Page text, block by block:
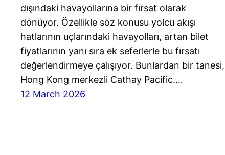
dışındaki havayollarına bir fırsat olarak
dönüyor. Özellikle söz konusu yolcu akışı
hatlarının uçlarındaki havayolları, artan bilet
fiyatlarının yanı sıra ek seferlerle bu fırsatı
değerlendirmeye çalışıyor. Bunlardan bir tanesi,
Hong Kong merkezli Cathay Pacific.…
12 March 2026